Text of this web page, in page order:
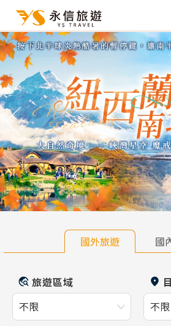
往前
國外旅遊 國
旅遊區域